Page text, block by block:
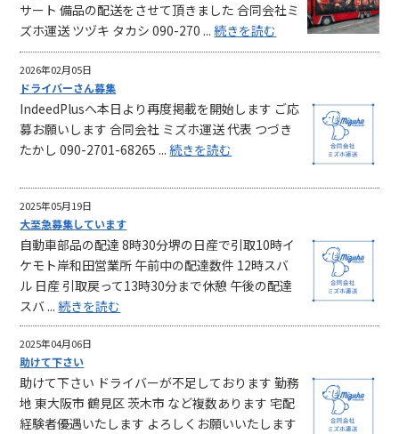
サート 備品の配送をさせて頂きました 合同会社ミ
ズホ運送 ツヅキ タカシ 090-270 ...続きを読む
2026年02月05日
ドライバーさん募集
IndeedPlusへ本日より再度掲載を開始します ご応
募お願いします 合同会社 ミズホ運送 代表 つづき
たかし 090-2701-68265 ...続きを読む
2025年05月19日
大至急募集しています
自動車部品の配達 8時30分堺の日産で引取10時イ
ケモト岸和田営業所 午前中の配達数件 12時スバ
ル 日産 引取戻って13時30分まで休憩 午後の配達
スバ ...続きを読む
2025年04月06日
助けて下さい
助けて下さい ドライバーが不足しております 勤務
地 東大阪市 鶴見区 茨木市 など複数あります 宅配
経験者優遇いたします よろしくお願いいたします